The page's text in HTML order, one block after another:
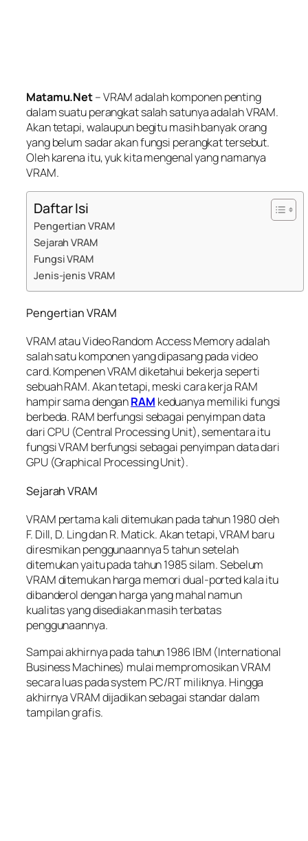
Matamu.Net– VRAM adalah komponen penting
dalam suatu perangkat salah satunya adalah VRAM.
Akan tetapi, walaupun begitu masih banyak orang
yang belum sadar akan fungsi perangkat tersebut.
Oleh karena itu, yuk kita mengenal yang namanya
VRAM.
Daftar Isi
Pengertian VRAM
Sejarah VRAM
Fungsi VRAM
Jenis-jenis VRAM
Pengertian VRAM
VRAM atau Video Random Access Memory adalah
salah satu komponen yang dipasang pada video
card. Kompenen VRAM diketahui bekerja seperti
sebuah RAM. Akan tetapi, meski cara kerja RAM
hampir sama denganRAM keduanya memiliki fungsi
berbeda. RAM berfungsi sebagai penyimpan data
dari CPU (Central Processing Unit), sementara itu
fungsi VRAM berfungsi sebagai penyimpan data dari
GPU (Graphical Processing Unit).
Sejarah VRAM
VRAM pertama kali ditemukan pada tahun 1980 oleh
F. Dill, D. Ling dan R. Matick. Akan tetapi, VRAM baru
diresmikan penggunaannya 5 tahun setelah
ditemukan yaitu pada tahun 1985 silam. Sebelum
VRAM ditemukan harga memori dual-ported kala itu
dibanderol dengan harga yang mahal namun
kualitas yang disediakan masih terbatas
penggunaannya.
Sampai akhirnya pada tahun 1986 IBM (International
Business Machines) mulai mempromosikan VRAM
secara luas pada system PC/RT miliknya. Hingga
akhirnya VRAM dijadikan sebagai standar dalam
tampilan grafis.